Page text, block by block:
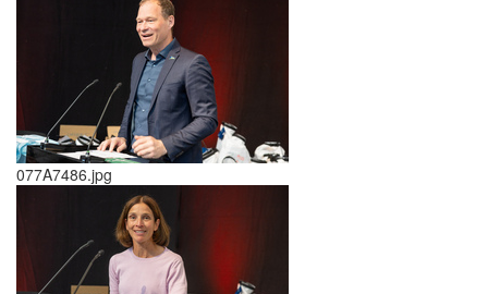
077A7486.jpg